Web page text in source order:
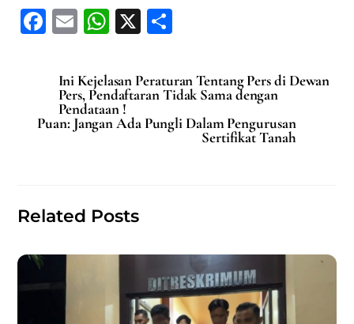
F
c
e
b
E
ai
l
W
at
s
A
X
ar
e
Ini Kejelasan Peraturan Tentang Pers di Dewan
Pers, Pendaftaran Tidak Sama dengan
Pendataan !
Puan: Jangan Ada Pungli Dalam Pengurusan
Sertifikat Tanah
Related Posts